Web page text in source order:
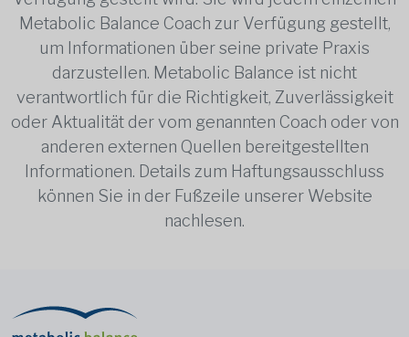
Metabolic Balance Coach zur Verfügung gestellt,
um Informationen über seine private Praxis
darzustellen. Metabolic Balance ist nicht
verantwortlich für die Richtigkeit, Zuverlässigkeit
oder Aktualität der vom genannten Coach oder von
anderen externen Quellen bereitgestellten
Informationen. Details zum Haftungsausschluss
können Sie in der Fußzeile unserer Website
nachlesen.